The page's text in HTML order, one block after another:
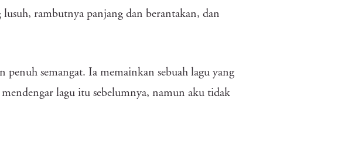
rambutnya panjang dan berantakan, dan
penuh semangat. Ia memainkan sebuah lagu yang
lagu itu sebelumnya, namun aku tidak